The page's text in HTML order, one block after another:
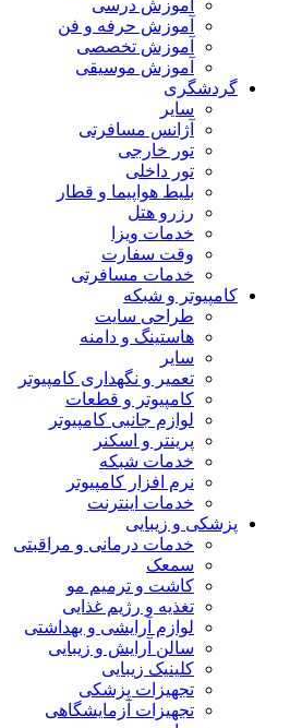
آموزش درسی
آموزش حرفه و فن
آموزش تخصصی
آموزش موسیقی
گردشگری
سایر
آژانس مسافرتی
تور خارجی
تور داخلی
بلیط هواپیما و قطار
رزرو هتل
خدمات ویزا
وقت سفارت
خدمات مسافرتی
کامپیوتر و شبکه
طراحی سایت
هاستینگ و دامنه
سایر
تعمیر و نگهداری کامپیوتر
کامپیوتر و قطعات
لوازم جانبی کامپیوتر
پرینتر و اسکنر
خدمات شبکه
نرم افزار کامپیوتر
خدمات اینترنت
پزشکی و زیبایی
خدمات درمانی و مراقبتی
سمعک
کاشت و ترمیم مو
تغذیه و رژیم غذایی
لوازم آرایشی و بهداشتی
سالن آرایش و زیبایی
کلینیک زیبایی
تجهیزات پزشکی
تجهیزات آزمایشگاهی